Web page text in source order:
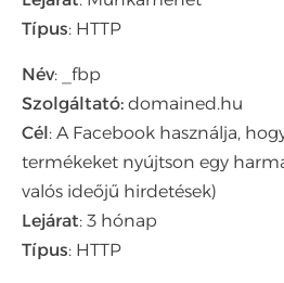
Típus: HTTP
Név: _fbp
Szolgáltató: domained.hu
Cél: A Facebook használja,
termékeket nyújtson egy
valós ideőjű hirdetések)
Lejárat: 3 hónap
Típus: HTTP